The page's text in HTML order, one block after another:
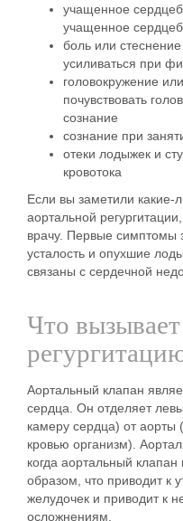
учащенное
учащенное
боль или
усиливаться при
головокружение
почувствовать
сознание
сознание при
отеки лодыжек и
кровотока
Если вы заметили какие-
аортальной
врачу. Первые симптомы
усталость и опухшие
связаны с сердечной
Что
Аортальный клапан
сердца. Он отделяет
камеру сердца) от
кровью организм).
когда аортальный
образом, что приводит к
желудочек и приводит к
осложнениям.